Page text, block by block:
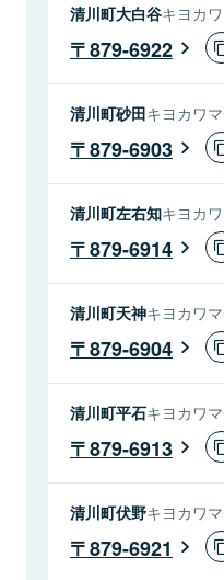
清川町大白谷キヨカ
879-6922
清川町砂田キヨカワ
879-6903
清川町左右知キヨカ
879-6914
清川町天神キヨカワ
879-6904
清川町平石キヨカワ
879-6913
清川町伏野キヨカワ
879-6921